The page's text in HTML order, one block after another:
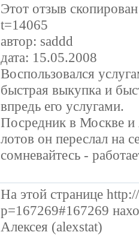
Этот отзыв
t=14065
автор: saddd
дата: 15.05.2008
Воспользовался
быстрая выкупка и
впредь его услугами.
Посредник в Москве и
лотов он переслал на
сомневайтесь -
На этой странице
p=167269#167269
Алексея (alexstat)